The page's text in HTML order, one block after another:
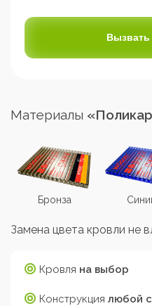
Материалы
Бронза
Замена цвета кровли не
Кровля на выбор
Конструкция любой